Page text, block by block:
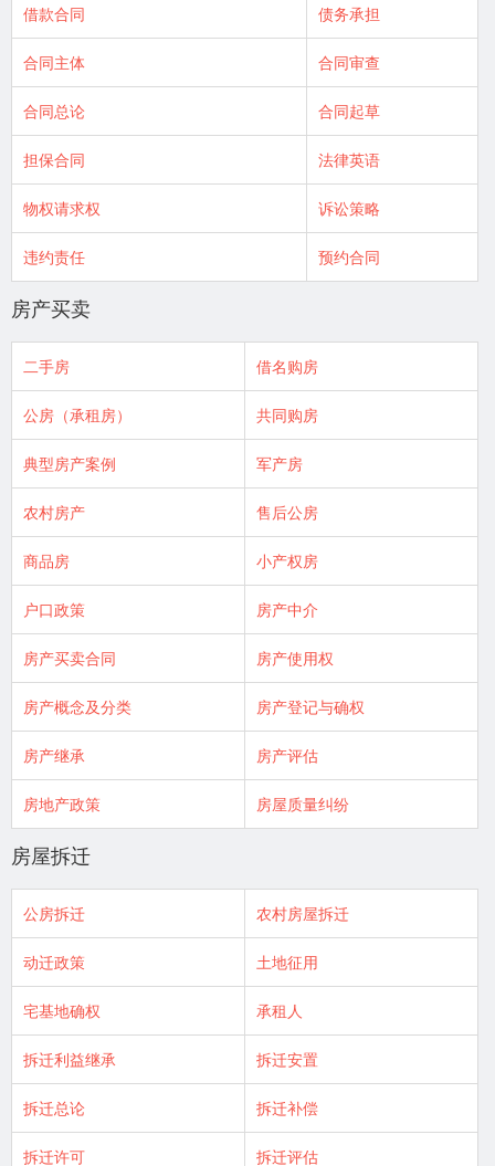
借款合同 债务承担
合同主体 合同审查
合同总论 合同起草
担保合同 法律英语
物权请求权 诉讼策略
违约责任 预约合同
房产买卖
二手房 借名购房
公房（承租房） 共同购房
典型房产案例 军产房
农村房产 售后公房
商品房 小产权房
户口政策 房产中介
房产买卖合同 房产使用权
房产概念及分类 房产登记与确权
房产继承 房产评估
房地产政策 房屋质量纠纷
房屋拆迁
公房拆迁 农村房屋拆迁
动迁政策 土地征用
宅基地确权 承租人
拆迁利益继承 拆迁安置
拆迁总论 拆迁补偿
拆迁许可 拆迁评估